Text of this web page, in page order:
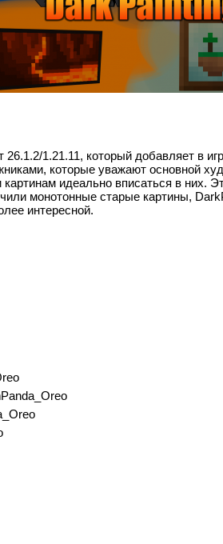
26.1.2/1.21.11, который добавляет в
которые уважают основной
идеально вписаться в них.
монотонные старые картины,
интересной.